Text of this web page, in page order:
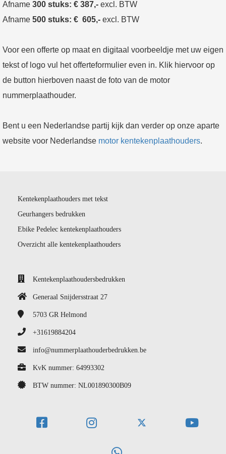
Afname 300 stuks: € 387,- excl. BTW
Afname 500 stuks: € 605,- excl. BTW
Voor een offerte op maat en digitaal voorbeeldje met uw eigen
tekst of logo vul het offerteformulier even in. Klik hiervoor op
de button hierboven naast de foto van de motor
nummerplaathouder.
Bent u een Nederlandse partij kijk dan verder op onze aparte
website voor Nederlandse motor kentekenplaathouders.
Kentekenplaathouders met tekst
Geurhangers bedrukken
Ebike Pedelec kentekenplaathouders
Overzicht alle kentekenplaathouders
Kentekenplaathoudersbedrukken
Generaal Snijdersstraat 27
5703 GR Helmond
+31619884204
info@nummerplaathouderbedrukken.be
KvK nummer: 64993302
BTW nummer: NL001890300B09